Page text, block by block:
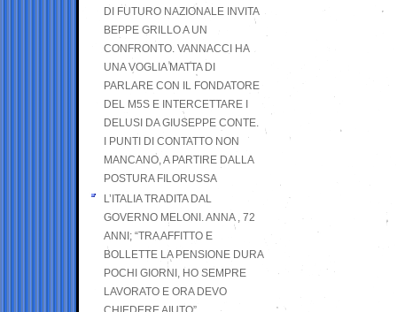
DI FUTURO NAZIONALE INVITA
BEPPE GRILLO A UN
CONFRONTO. VANNACCI HA
UNA VOGLIA MATTA DI
PARLARE CON IL FONDATORE
DEL M5S E INTERCETTARE I
DELUSI DA GIUSEPPE CONTE.
I PUNTI DI CONTATTO NON
MANCANO, A PARTIRE DALLA
POSTURA FILORUSSA
L’ITALIA TRADITA DAL
GOVERNO MELONI. ANNA , 72
ANNI; “TRA AFFITTO E
BOLLETTE LA PENSIONE DURA
POCHI GIORNI, HO SEMPRE
LAVORATO E ORA DEVO